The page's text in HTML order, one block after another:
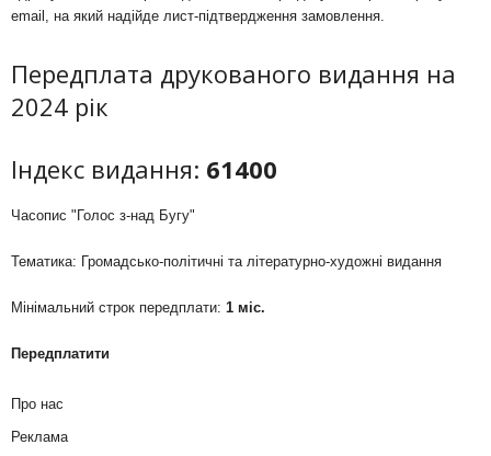
email, на який надійде лист-підтвердження замовлення.
Передплата друкованого видання на
2024 рік
Індекс видання: 61400
Часопис "Голос з-над Бугу"
Тематика: Громадсько-політичні та літературно-художні видання
Мінімальний строк передплати: 1 міс.
Передплатити
Про нас
Реклама